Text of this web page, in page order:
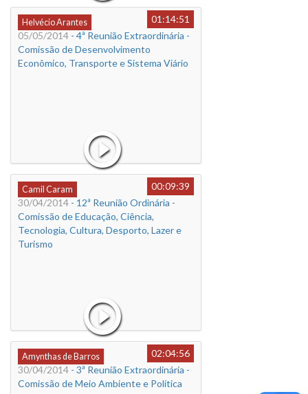
Helvécio Arantes
01:14:51
05/05/2014 - 4ª Reunião Extraordinária -
Comissão de Desenvolvimento
Econômico, Transporte e Sistema Viário
Camil Caram
00:09:39
30/04/2014 - 12ª Reunião Ordinária -
Comissão de Educação, Ciência,
Tecnologia, Cultura, Desporto, Lazer e
Turismo
Amynthas de Barros
02:04:56
30/04/2014 - 3ª Reunião Extraordinária -
Comissão de Meio Ambiente e Política